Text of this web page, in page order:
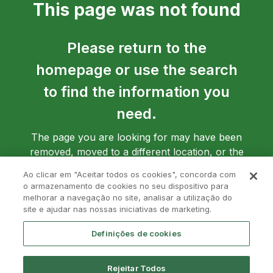
This page was not found
Please return to the
homepage or use the search
to find the information you
need.
The page you are looking for may have been
removed, moved to a different location, or the
Ao clicar em "Aceitar todos os cookies", concorda com
o armazenamento de cookies no seu dispositivo para
melhorar a navegação no site, analisar a utilização do
site e ajudar nas nossas iniciativas de marketing.
Definições de cookies
Rejeitar Todos